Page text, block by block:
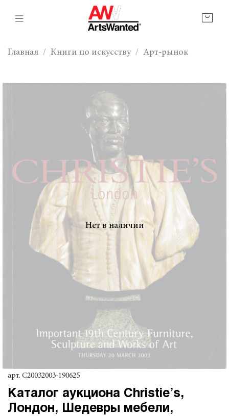
Главная Книги по искусству Арт-рынок
Нет в наличии
арт. C20032003-190625
Каталог аукциона Christie’s,
Лондон, Шедевры мебели,